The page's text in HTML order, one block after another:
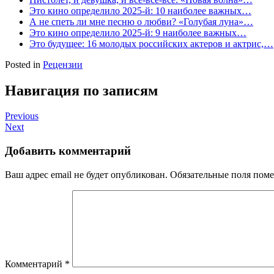
Это кино определило 2025-й: 10 наиболее важных…
А не спеть ли мне песню о любви? «Голубая луна»…
Это кино определило 2025-й: 9 наиболее важных…
Это будущее: 16 молодых российских актеров и актрис,…
Posted in Рецензии
Навигация по записям
Previous
Next
Добавить комментарий
Ваш адрес email не будет опубликован. Обязательные поля
Комментарий *